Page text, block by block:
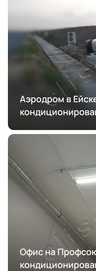
Аэродром в
Офис на